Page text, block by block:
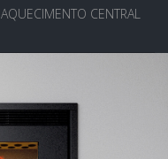
AQUECIMENTO CENTRAL